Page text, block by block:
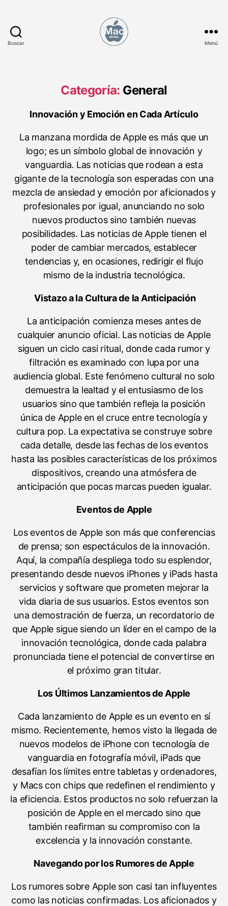
Buscar
N
o
t
i
i
a
s
Menú
Categoría: General
Innovación y Emoción en Cada Artículo
La manzana mordida de Apple es más que un
logo; es un símbolo global de innovación y
vanguardia. Las noticias que rodean a esta
gigante de la tecnología son esperadas con una
mezcla de ansiedad y emoción por aficionados y
profesionales por igual, anunciando no solo
nuevos productos sino también nuevas
posibilidades. Las noticias de Apple tienen el
poder de cambiar mercados, establecer
tendencias y, en ocasiones, redirigir el flujo
mismo de la industria tecnológica.
Vistazo a la Cultura de la Anticipación
La anticipación comienza meses antes de
cualquier anuncio oficial. Las noticias de Apple
siguen un ciclo casi ritual, donde cada rumor y
filtración es examinado con lupa por una
audiencia global. Este fenómeno cultural no solo
demuestra la lealtad y el entusiasmo de los
usuarios sino que también refleja la posición
única de Apple en el cruce entre tecnología y
cultura pop. La expectativa se construye sobre
cada detalle, desde las fechas de los eventos
hasta las posibles características de los próximos
dispositivos, creando una atmósfera de
anticipación que pocas marcas pueden igualar.
Eventos de Apple
Los eventos de Apple son más que conferencias
de prensa; son espectáculos de la innovación.
Aquí, la compañía despliega todo su esplendor,
presentando desde nuevos iPhones y iPads hasta
servicios y software que prometen mejorar la
vida diaria de sus usuarios. Estos eventos son
una demostración de fuerza, un recordatorio de
que Apple sigue siendo un líder en el campo de la
innovación tecnológica, donde cada palabra
pronunciada tiene el potencial de convertirse en
el próximo gran titular.
Los Últimos Lanzamientos de Apple
Cada lanzamiento de Apple es un evento en sí
mismo. Recientemente, hemos visto la llegada de
nuevos modelos de iPhone con tecnología de
vanguardia en fotografía móvil, iPads que
desafían los límites entre tabletas y ordenadores,
y Macs con chips que redefinen el rendimiento y
la eficiencia. Estos productos no solo refuerzan la
posición de Apple en el mercado sino que
también reafirman su compromiso con la
excelencia y la innovación constante.
Navegando por los Rumores de Apple
Los rumores sobre Apple son casi tan influyentes
como las noticias confirmadas. Los aficionados y